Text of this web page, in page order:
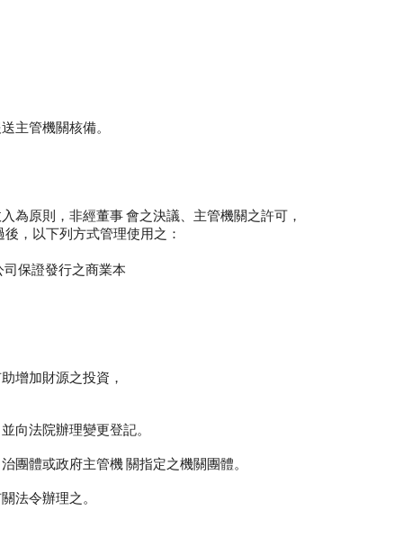
主管機關核備。
原則，非經董事 會之決議、主管機關之許可，
，以下列方式管理使用之：
證發行之商業本
財源之投資，
法院辦理變更登記。
體或政府主管機 關指定之機關團體。
法令辦理之。